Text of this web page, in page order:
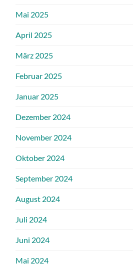
Mai 2025
April 2025
März 2025
Februar 2025
Januar 2025
Dezember 2024
November 2024
Oktober 2024
September 2024
August 2024
Juli 2024
Juni 2024
Mai 2024